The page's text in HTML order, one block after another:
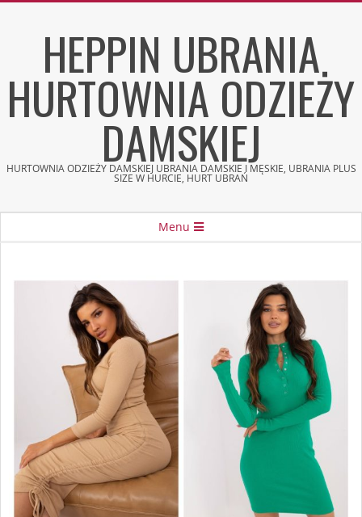
HEPPIN UBRANIA
HURTOWNIA ODZIEŻY
DAMSKIEJ
HURTOWNIA ODZIEŻY DAMSKIEJ UBRANIA DAMSKIE I MĘSKIE, UBRANIA PLUS
SIZE W HURCIE, HURT UBRAŃ
Menu